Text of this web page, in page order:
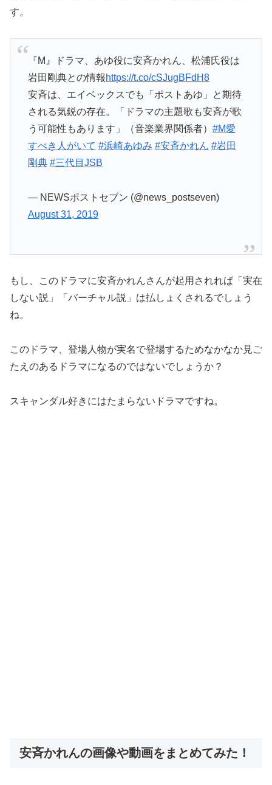
す。
『M』ドラマ、あゆ役に安斉かれん、松浦氏役は
岩田剛典との情報 https://t.co/cSJugBFdH8
安斉は、エイベックスでも「ポストあゆ」と期待
される気鋭の存在。「ドラマの主題歌も安斉が歌
う可能性もあります」（音楽業界関係者） #M愛
すべき人がいて #浜崎あゆみ #安斉かれん #岩田
剛典 #三代目JSB
— NEWSポストセブン (@news_postseven)
August 31, 2019
もし、このドラマに安斉かれんさんが起用されれば「実在
しない説」「バーチャル説」は払しょくされるでしょう
ね。
このドラマ、登場人物が実名で登場するためなかなか見ご
たえのあるドラマになるのではないでしょうか？
スキャンダル好きにはたまらないドラマですね。
安斉かれんの画像や動画をまとめてみた！